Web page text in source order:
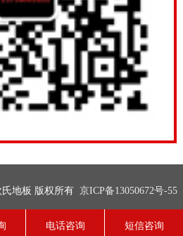
氏地板 版权所有 京ICP备13050672号-55
电话咨询 短信咨询